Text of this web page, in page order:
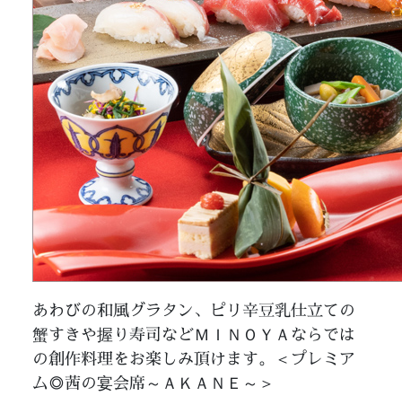
あわびの和風グラタン、ピリ辛豆乳仕立ての
蟹すきや握り寿司などＭＩＮＯＹＡならでは
の創作料理をお楽しみ頂けます。＜プレミア
ム◎茜の宴会席～ＡＫＡＮＥ～＞